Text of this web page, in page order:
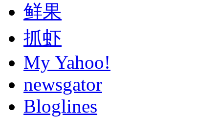
鲜果
抓虾
My Yahoo!
newsgator
Bloglines